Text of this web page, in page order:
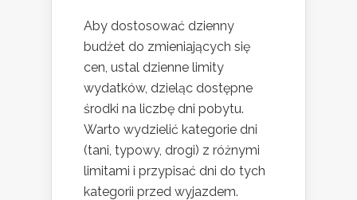
Aby dostosować dzienny
budżet do zmieniających się
cen, ustal dzienne limity
wydatków, dzieląc dostępne
środki na liczbę dni pobytu.
Warto wydzielić kategorie dni
(tani, typowy, drogi) z różnymi
limitami i przypisać dni do tych
kategorii przed wyjazdem.